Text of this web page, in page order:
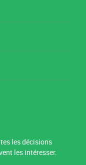
les décisions
les intéresser.